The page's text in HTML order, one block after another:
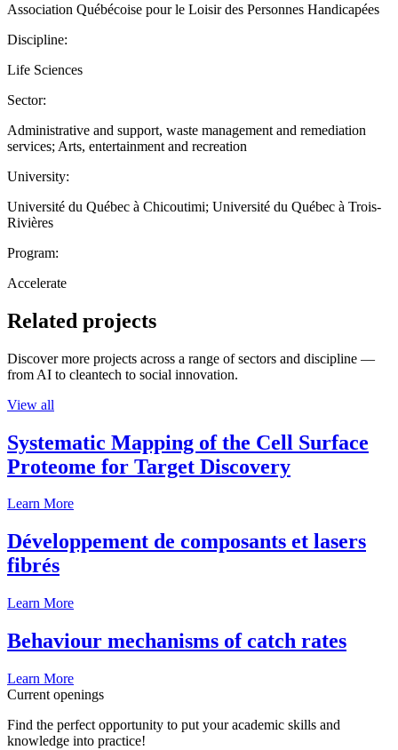
Association Québécoise pour le Loisir des Personnes Handicapées
Discipline:
Life Sciences
Sector:
Administrative and support, waste management and remediation
services; Arts, entertainment and recreation
University:
Université du Québec à Chicoutimi; Université du Québec à Trois-
Rivières
Program:
Accelerate
Related projects
Discover more projects across a range of sectors and discipline —
from AI to cleantech to social innovation.
View all
Systematic Mapping of the Cell Surface
Proteome for Target Discovery
Learn More
Développement de composants et lasers
fibrés
Learn More
Behaviour mechanisms of catch rates
Learn More
Current openings
Find the perfect opportunity to put your academic skills and
knowledge into practice!